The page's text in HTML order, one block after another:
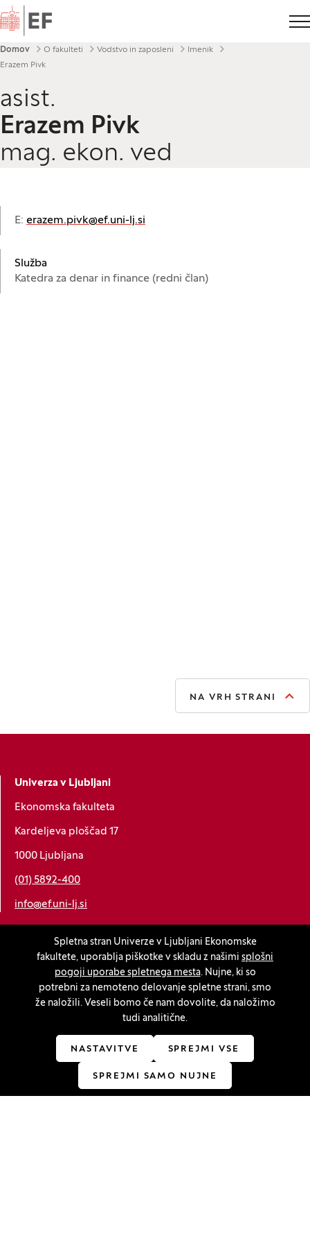
Spletna stran Univerze v Ljubljani Ekonomske
fakultete, uporablja piškotke v skladu z našimi splošni
pogoji uporabe spletnega mesta. Nujne, ki so
potrebni za nemoteno delovanje spletne strani, smo
že naložili. Veseli bomo če nam dovolite, da naložimo
tudi analitične.
NASTAVITVE SPREJMI VSE
SPREJMI SAMO NUJNE
Domov
Drobtinice
Domov O fakulteti Vodstvo in zaposleni
Imenik
Erazem Pivk
asist.
Erazem Pivk
mag. ekon. ved
E: erazem.pivk@ef.uni-lj.si
Služba
Katedra za denar in finance (redni član)
NA VRH STRANI
Univerza v Ljubljani
Ekonomska fakulteta
Kardeljeva ploščad 17
1000 Ljubljana
(01) 5892-400
info@ef.uni-lj.si
O piškotkih
Splošni pogoji
Varstvo osebnih podatkov
Izjava o dostopnosti